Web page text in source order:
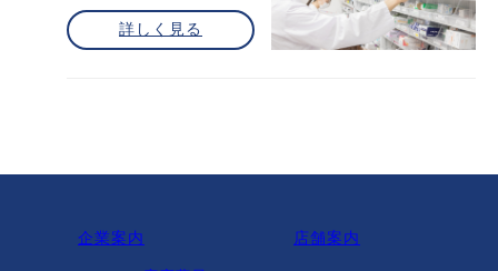
詳しく見る
企業案内 店舗案内